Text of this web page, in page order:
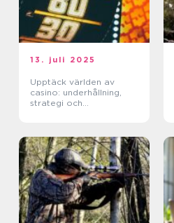
13. juli 2025
Upptäck världen av
casino: underhållning,
strategi och